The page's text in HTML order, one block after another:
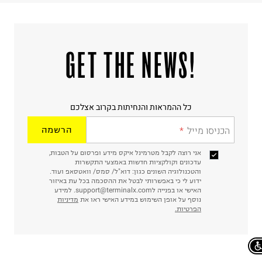
!GET THE NEWS
כל ההמראות והנחיתות בקרוב אצלכם
הכניסו מייל הרשמה
אני רוצה לקבל מטרמינל איקס מידע ופרסום על הטבות,
עדכונים וקולקציות חדשות באמצעי התקשרות
והטכנולוגיה השונים כגון: דוא"ל/ סמס/ וואטסאפ ועוד.
ידוע לי כי באפשרותי לבטל את ההסכמה בכל עת באיזור
האישי או בפנייה לsupport@terminalx.com. למידע
נוסף על אופן השימוש במידע האישי ראו את מדיניות
הפרטיות.